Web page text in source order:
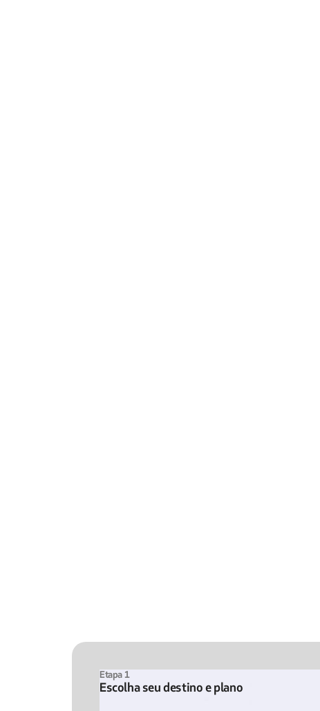
Etapa 1
Escolha seu destino e plano